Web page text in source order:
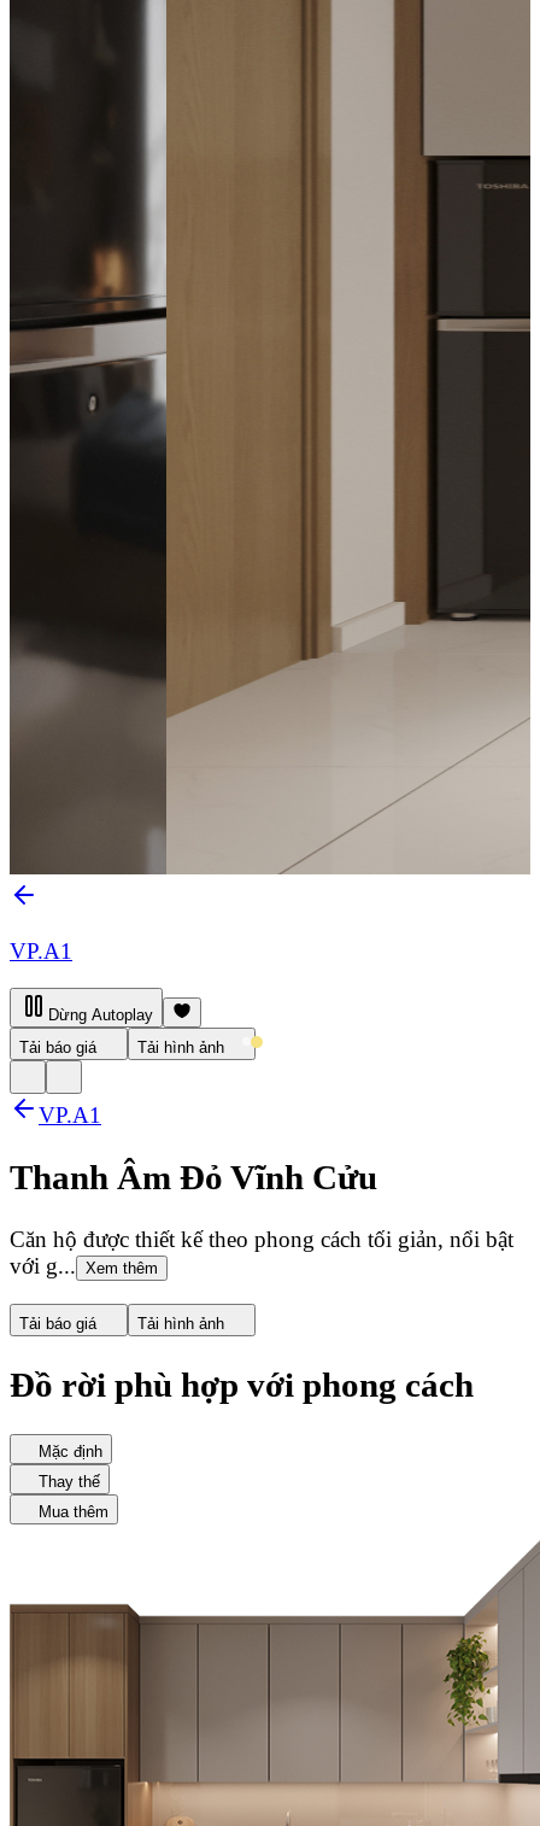
VP.A1
Dừng Autoplay
Tải báo giá
Tải hình ảnh
VP.A1
Thanh Âm Đỏ Vĩnh Cửu
Căn hộ được thiết kế theo phong cách tối giản, nổi bật
với g... Xem thêm
Tải báo giá Tải hình ảnh
Đồ rời phù hợp với phong cách
Mặc định
Thay thế
Mua thêm